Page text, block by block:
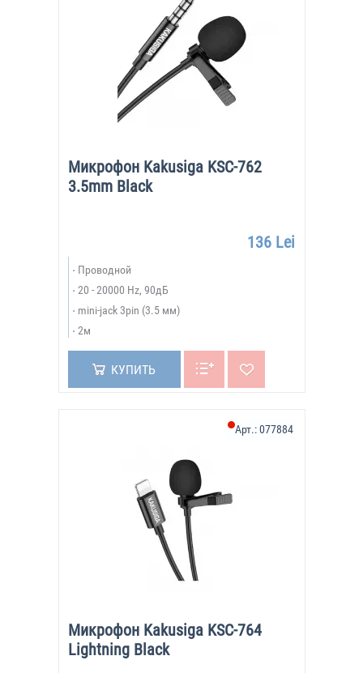
Микрофон Kakusiga KSC-762
3.5mm Black
136 Lei
Проводной
20 - 20000 Hz, 90дБ
mini-jack 3pin (3.5 мм)
2м
КУПИТЬ
Микрофон Kakusiga KSC-764
Lightning Black
Арт.:077884